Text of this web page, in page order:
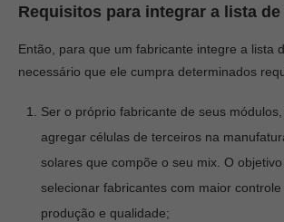
Requisitos para integrar a lista de
Então, para que um fabricante integre a lista
necessário que ele cumpra determinados
Ser o próprio fabricante de seus
agregar células de terceiros na
solares que compõe o seu mix. O
selecionar fabricantes com maior
produção e qualidade;